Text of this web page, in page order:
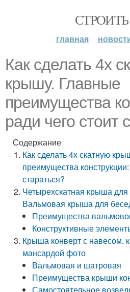
главная
Как сделать 4х
крышу. Главные
преимущества
ради чего стоит
Содержание
Как сделать 4х скатную
преимущества
стараться?
Четырехскатная крыша для
Вальмовая крыша для
Преимущества
Конструктивные
Крыша конверт с навесом.
мансардой фото
Вальмовая и шатровая
Преимущества крыши